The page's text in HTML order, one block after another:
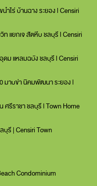
ำไร่ บ้านฉาง ระยอง l Censiri
ท แยกเจ สัตหีบ ชลบุรี l Censiri
ดม แหลมฉบัง ชลบุรี l Censiri
มาบข่า นิคมพัฒนา ระยอง l
ศรีราชา ชลบุรี l Town Home
บุรี | Censiri Town
Condominium